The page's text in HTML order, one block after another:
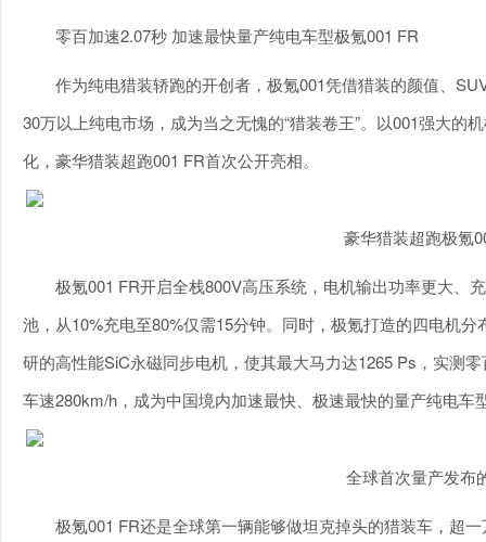
零百加速2.07秒 加速最快量产纯电车型极氪001 FR
作为纯电猎装轿跑的开创者，极氪001凭借猎装的颜值、
30万以上纯电市场，成为当之无愧的“猎装卷王”。以001强大的
化，豪华猎装超跑001 FR首次公开亮相。
豪华猎装超跑极氪
极氪001 FR开启全栈800V高压系统，电机输出功率更大、
池，从10%充电至80%仅需15分钟。同时，极氪打造的四电机
研的高性能SiC永磁同步电机，使其最大马力达1265 Ps，实测
车速280km/h，成为中国境内加速最快、极速最快的量产纯电车
全球首次量产发布
极氪001 FR还是全球第一辆能够做坦克掉头的猎装车，超